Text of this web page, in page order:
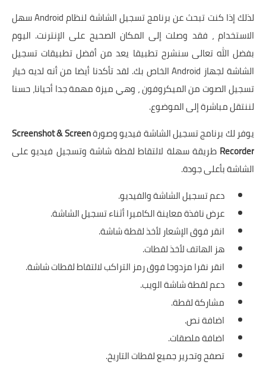
لذلك إذا كنت تبحث عن برنامج تسجيل الشاشة لنظام Android سهل
الاستخدام ، فقد وصلت إلى المكان الصحيح على الإنترنت. اليوم
بفضل الله تعالى سنشرح تطبيقا يعد من أفضل تطبيقات تسجيل
الشاشة لجهاز Android الخاص بك. لقد تأكدنا أيضا من أنه لديه خيار
تسجيل الصوت من الميكروفون ، وهي ميزة مهمة جدا أحيانا، حسنا
لننتقل مباشرة إلى الموضوع.
يوفر لك برنامج تسجيل الشاشة فيديو وصورةScreenshot & Screen
Recorder طريقة سهلة لالتقاط لقطة شاشة وتسجيل فيديو على
الشاشة بأعلى جودة.
دعم تسجيل الشاشة والفيديو.
عرض نافذة معاينة الكاميرا أثناء تسجيل الشاشة.
انقر فوق الإشعار لأخذ لقطة شاشة.
هز الهاتف لأخذ لقطات.
انقر نقرا مزدوجا فوق رمز التراكب لالتقاط لقطات شاشة.
دعم لقطة شاشة الويب.
مشاركة لقطة.
اضافة نص.
اضافة ملصقات.
تصفح وتحرير جميع لقطات التاريخ.